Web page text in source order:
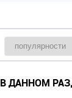
В ДАННОМ